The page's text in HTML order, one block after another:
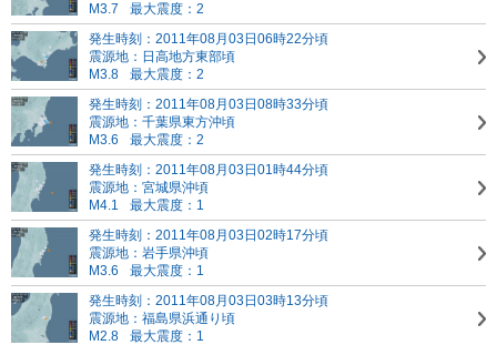
M3.7
最大震度：2
発生時刻：2011年08月03日06時22分頃
震源地：日高地方東部頃
M3.8
最大震度：2
発生時刻：2011年08月03日08時33分頃
震源地：千葉県東方沖頃
M3.6
最大震度：2
発生時刻：2011年08月03日01時44分頃
震源地：宮城県沖頃
M4.1
最大震度：1
発生時刻：2011年08月03日02時17分頃
震源地：岩手県沖頃
M3.6
最大震度：1
発生時刻：2011年08月03日03時13分頃
震源地：福島県浜通り頃
M2.8
最大震度：1